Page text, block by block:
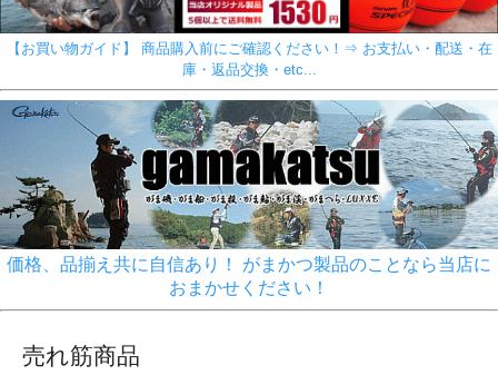
【お買い物ガイド】 商品購入前にご確認ください！⇒ お支払い・配送・在
庫・返品交換・etc...
価格、品揃え共に自信あり！ がまかつ製品のことなら当店に
おまかせください！
売れ筋商品